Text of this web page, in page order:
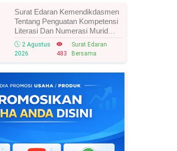
Surat Edaran Kemendikdasmen
Tentang Penguatan Kompetensi
Literasi Dan Numerasi Murid
Tahun 2026, Ini Strategi Dan
Alurnya
2 Agustus
2026
483
Surat Edaran
Bersama